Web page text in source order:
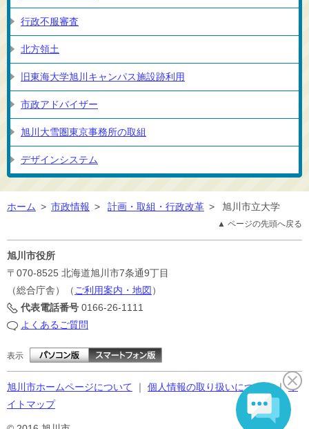
行政不服審査
北方領土
旧東海大学旭川キャンパス施設跡利用
市政アドバイザー
旭川大雪圏東京事務所の取組
デザインシステム
ホーム > 市政情報 > 計画・取組・行政改革 > 旭川市立大学
▲ ページの先頭へ戻る
旭川市役所
〒070-8525 北海道旭川市7条通9丁目
（総合庁舎）（ ご利用案内・地図 ）
代表電話番号 0166-26-1111
よくあるご質問
表示
旭川市ホームページについて ｜ 個人情報の取り扱いについて｜サ
イトマップ